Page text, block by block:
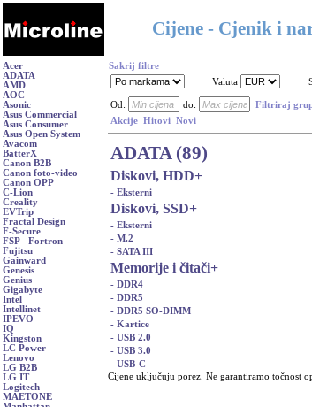
Cijene - Cjenik i
Acer
ADATA
AMD
AOC
Asonic
Asus Commercial
Asus Consumer
Asus Open System
Avacom
BatterX
Canon B2B
Canon foto-video
Canon OPP
C-Lion
Creality
EVTrip
Fractal Design
F-Secure
FSP - Fortron
Fujitsu
Gainward
Genesis
Genius
Gigabyte
Intel
Intellinet
IPEVO
IQ
Kingston
LC Power
Lenovo
LG B2B
LG IT
Logitech
MAETONE
Sakrij filtre
Valuta
Od: do:
Filtriraj
Akcije Hitovi Novi
ADATA (89)
Diskovi, HDD+
- Eksterni
Diskovi, SSD+
- Eksterni
- M.2
- SATA III
Memorije i čitači+
- DDR4
- DDR5
- DDR5 SO-DIMM
- Kartice
- USB 2.0
- USB 3.0
- USB-C
Cijene uključuju porez. Ne garantiramo točnost